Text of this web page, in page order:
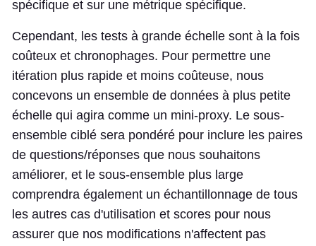
spécifique et sur une métrique spécifique.
Cependant, les tests à grande échelle sont à la fois
coûteux et chronophages. Pour permettre une
itération plus rapide et moins coûteuse, nous
concevons un ensemble de données à plus petite
échelle qui agira comme un mini-proxy. Le sous-
ensemble ciblé sera pondéré pour inclure les paires
de questions/réponses que nous souhaitons
améliorer, et le sous-ensemble plus large
comprendra également un échantillonnage de tous
les autres cas d'utilisation et scores pour nous
assurer que nos modifications n'affectent pas